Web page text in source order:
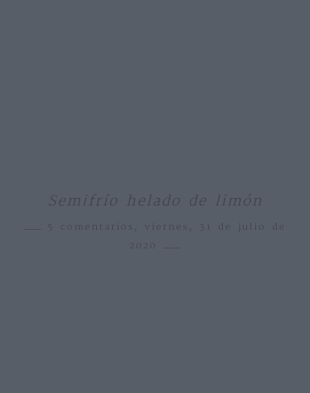
Semifrío helado de limón
5 comentarios, viernes, 31 de julio de
2020